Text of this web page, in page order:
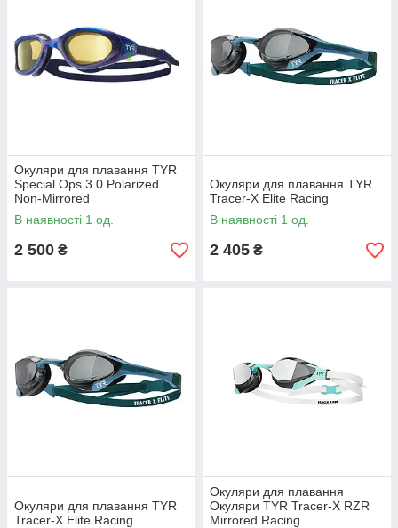
Окуляри для плавання TYR
Special Ops 3.0 Polarized
Non-Mirrored
В наявності 1 од.
2 500 ₴
Окуляри для плавання TYR
Tracer-X Elite Racing
В наявності 1 од.
2 405 ₴
Окуляри для плавання TYR
Tracer-X Elite Racing
Окуляри для плавання
Окуляри TYR Tracer-X RZR
Mirrored Racing